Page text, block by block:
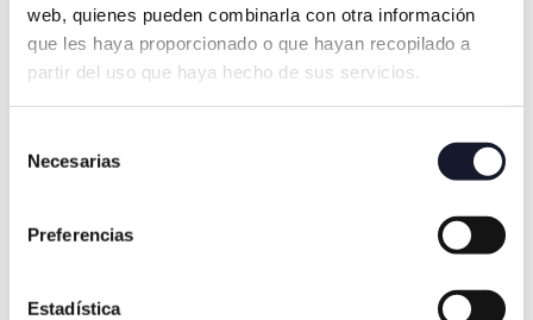
web, quienes pueden combinarla con otra información
que les haya proporcionado o que hayan recopilado a
partir del uso que haya hecho de sus servicios.
Necesarias
Preferencias
Estadística